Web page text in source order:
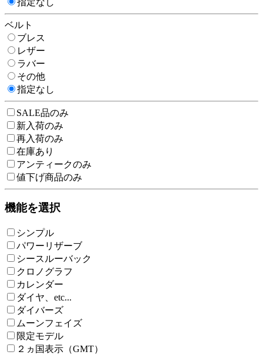
ベルト
ブレス
レザー
ラバー
その他
指定なし
SALE品のみ
新入荷のみ
再入荷のみ
在庫あり
アンティークのみ
値下げ商品のみ
機能を選択
シンプル
パワーリザーブ
シースルーバック
クロノグラフ
カレンダー
ダイヤ、etc...
ダイバーズ
ムーンフェイズ
限定モデル
２ヵ国表示（GMT）